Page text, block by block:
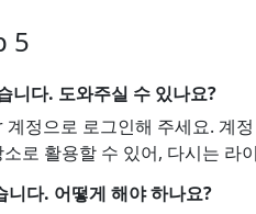
5
니다. 도와주실 수 있나요?
정으로 로그인해 주세요. 계
로 활용할 수 있어, 다시는 라
니다. 어떻게 해야 하나요?